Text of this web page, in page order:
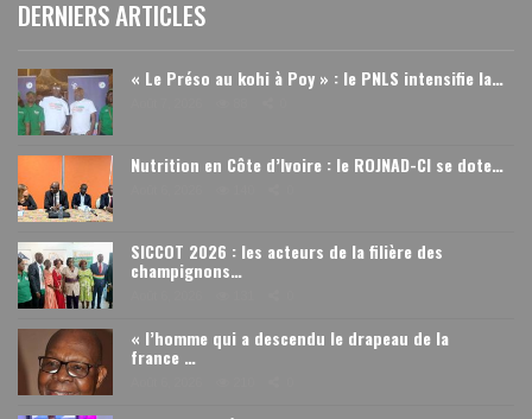
DERNIERS ARTICLES
« Le Préso au kohi à Poy » : le PNLS intensifie la…
Nutrition en Côte d’Ivoire : le ROJNAD-CI se dote…
SICCOT 2026 : les acteurs de la filière des
champignons…
« l’homme qui a descendu le drapeau de la
france …